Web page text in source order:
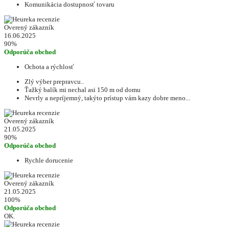
Komunikácia dostupnosť tovaru
Overený zákazník
16.06.2025
90%
Odporúča obchod
Ochota a rýchlosť
Zlý výber prepravcu..
Ťažký balík mi nechal asi 150 m od domu
Nevrly a nepríjemný, takýto prístup vám kazy dobre meno...
Overený zákazník
21.05.2025
90%
Odporúča obchod
Rychle dorucenie
Overený zákazník
21.05.2025
100%
Odporúča obchod
OK.